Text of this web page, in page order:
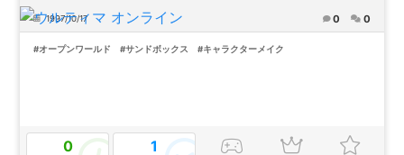
1997/10/17 0 0
#オープンワールド #サンドボックス #キャラクターメイク
0 1